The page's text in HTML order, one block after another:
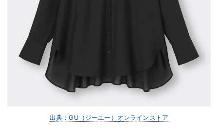
出典：GU（ジーユー）オンラインストア